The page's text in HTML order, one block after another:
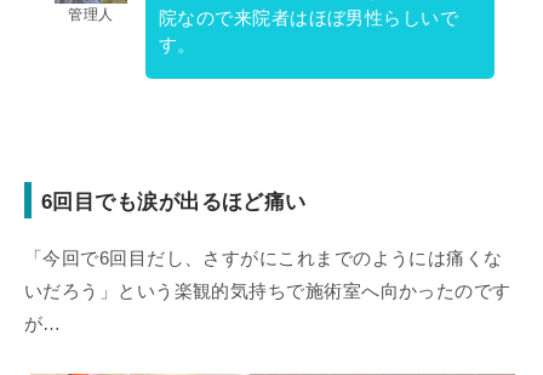
管理人
院なので来院者はほぼ男性らしいで
す。
6回目でも涙が出るほど痛い
「今回で6回目だし、さすがにこれまでのようには痛くな
いだろう」という楽観的気持ちで施術室へ向かったのです
が…